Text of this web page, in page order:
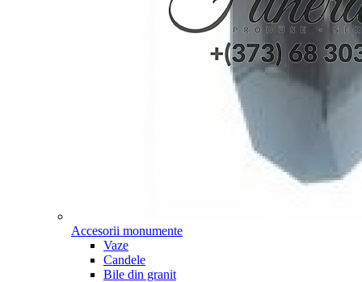
Accesorii monumente
Vaze
Candele
Bile din granit